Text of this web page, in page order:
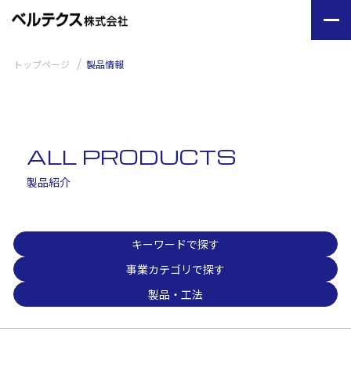
トップページ 製品情報
ALL PRODUCTS
製品紹介
キーワードで探す
事業カテゴリで探す
製品・工法